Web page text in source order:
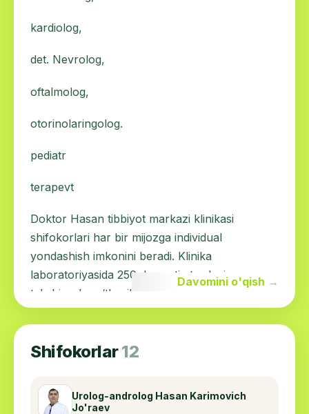
kardiolog,
det. Nevrolog,
oftalmolog,
otorinolaringolog.
pediatr
terapevt
Doktor Hasan tibbiyot markazi klinikasi
shifokorlari har bir mijozga individual
yondashish imkonini beradi. Klinika
laboratoriyasida 250 dan ortiq turdagi
tekshiruvlar o‘tkaziladi va siz uyingizdan
chiqmagan holda www.drhasan.uz sayti orqali
mumkin. Doktor Hasan tibbiyot markazi shiori:
Davomini o'qish →
Shifokorlar12
Urolog-androlog Hasan Karimovich
Jo'raev